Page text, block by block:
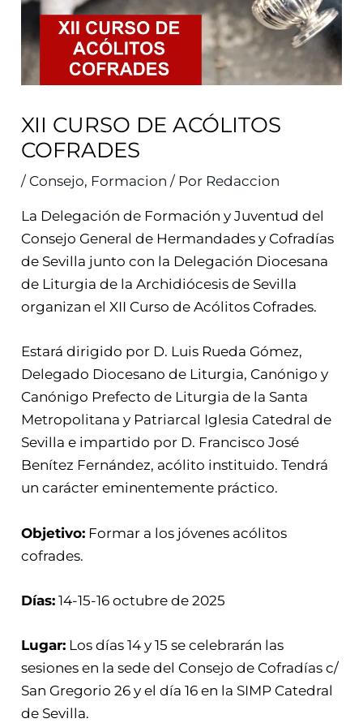
XII CURSO DE ACÓLITOS
COFRADES
/ Consejo, Formacion / Por Redaccion
La Delegación de Formación y Juventud del
Consejo General de Hermandades y Cofradías
de Sevilla junto con la Delegación Diocesana
de Liturgia de la Archidiócesis de Sevilla
organizan el XII Curso de Acólitos Cofrades.
Estará dirigido por D. Luis Rueda Gómez,
Delegado Diocesano de Liturgia, Canónigo y
Canónigo Prefecto de Liturgia de la Santa
Metropolitana y Patriarcal Iglesia Catedral de
Sevilla e impartido por D. Francisco José
Benítez Fernández, acólito instituido. Tendrá
un carácter eminentemente práctico.
Objetivo: Formar a los jóvenes acólitos
cofrades.
Días: 14-15-16 octubre de 2025
Lugar: Los días 14 y 15 se celebrarán las
sesiones en la sede del Consejo de Cofradías c/
San Gregorio 26 y el día 16 en la SIMP Catedral
de Sevilla.